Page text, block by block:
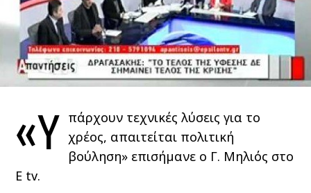
«Υ πάρχουν τεχνικές λύσεις για το
χρέος, απαιτείται πολιτική
βούληση» επισήμανε ο Γ. Μηλιός στο
Ε tv.